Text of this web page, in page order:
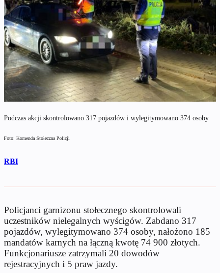
Podczas akcji skontrolowano 317 pojazdów i wylegitymowano 374 osoby
Foto: Komenda Stołeczna Policji
RBI
Policjanci garnizonu stołecznego skontrolowali
uczestników nielegalnych wyścigów. Zabdano 317
pojazdów, wylegitymowano 374 osoby, nałożono 185
mandatów karnych na łączną kwotę 74 900 złotych.
Funkcjonariusze zatrzymali 20 dowodów
rejestracyjnych i 5 praw jazdy.